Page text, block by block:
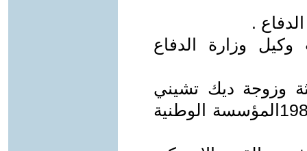
وزارة الدفاع
وزوجة ديك تشيني
وكانت قد ترأست بين عامي 1986-1987المؤسسة الوطنية